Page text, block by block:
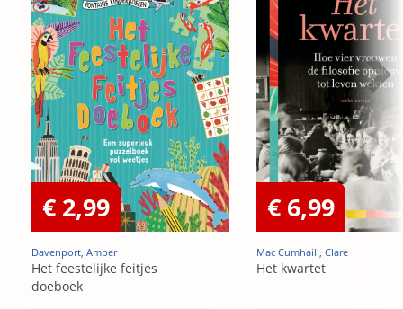
€ 2,99
Davenport, Amber
Het feestelijke feitjes
doeboek
€ 6,99
Mac Cumhaill, Clare
Het kwartet